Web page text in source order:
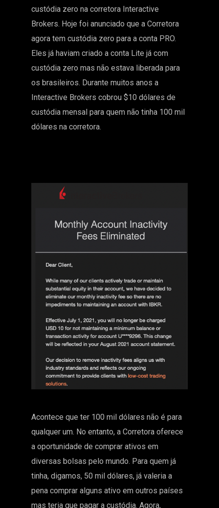
custódia zero na corretora Interactive
Brokers. Hoje foi anunciado que a Corretora
agora tem custódia zero para a conta PRO.
Eles já haviam criado a conta Lite já com
custódia zero mas não estava liberada para
os brasileiros. Durante muitos anos a
Interactive Brokers cobrou $10 dólares de
custódia mensal para quem não tinha 100 mil
dólares na corretora.
Acontece que ter 100 mil dólares não é para
qualquer um. No entanto, a Corretora oferece
a oportunidade de comprar ativos em
diversas bolsas pelo mundo. Para quem já
tinha, digamos, 50 mil dólares, já valeria a
pena comprar alguns ativo em outros países
mas teria que pagar a custódia. Agora,